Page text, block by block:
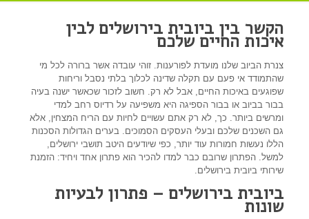
הקשר בין ביובית בירושלים לבין
איכות החיים שלכם
צנרת הביוב שלנו מועדת לפורענות. זוהי עובדה אשר ברורה לכל מי
שהתמודד אי פעם עם תקלה שדינה לכלוך בלתי נסבל וריחות
שפוגעים באיכות החיים, אבל לא רק. חשוב לזכור שכאשר ישנה בעיה
בבור בביוב או בבור הספיגה היא משפיעה על רדיוס רחב למדי
ומרשים ביותר. כך, לא רק אתם עשויים לחיות עם הריח המצחין, אלא
גם השכנים שלכם ובעלי העסקים הסמוכים. בערים הגדולות הסכנות
הללו נעשות חמורות עוד יותר, כפי שיודעים היטב תושבי ירושלים,
למשל. הפתרון שרובם כבר למדו להכיר הוא פתרון אחד ויחיד: הזמנת
שירותי ביובית בירושלים.
ביובית בירושלים – פתרון לבעיות
שונות